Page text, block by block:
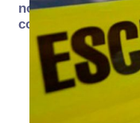
no se
consume